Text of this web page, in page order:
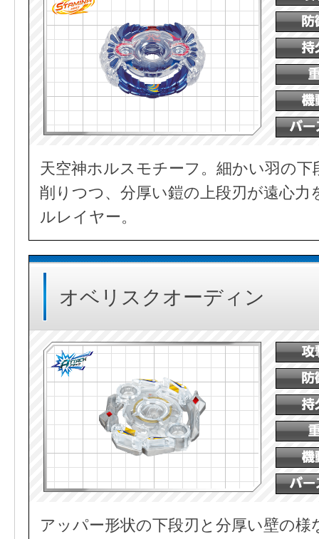
天空神ホルスモチーフ。細かい羽の
削りつつ、分厚い鎧の上段刃が遠心
ルレイヤー。
オベリスクオーディン
アッパー形状の下段刃と分厚い壁の